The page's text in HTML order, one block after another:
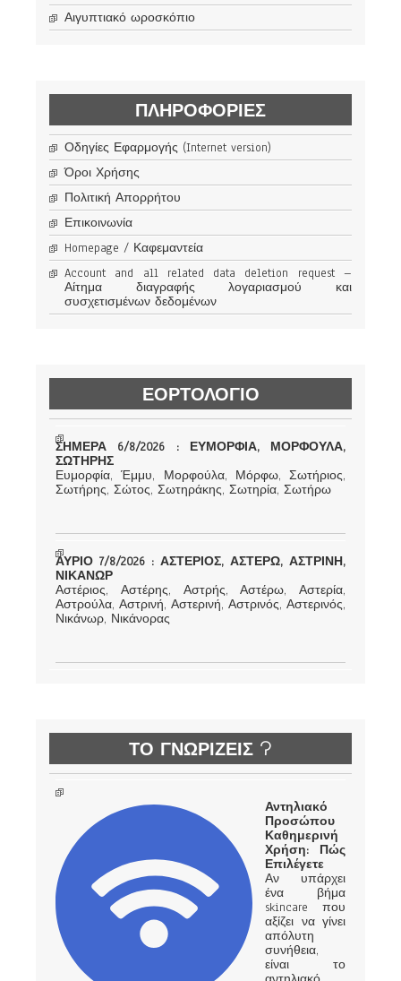
Αιγυπτιακό ωροσκόπιο
ΠΛΗΡΟΦΟΡΊΕΣ
Οδηγίες Εφαρμογής (Internet version)
Όροι Χρήσης
Πολιτική Απορρήτου
Επικοινωνία
Homepage / Καφεμαντεία
Account and all related data deletion request –
Αίτημα διαγραφής λογαριασμού και
συσχετισμένων δεδομένων
ΕΟΡΤΟΛΟΓΙΟ
ΣΗΜΕΡΑ 6/8/2026 : ΕΥΜΟΡΦΙΑ, ΜΟΡΦΟΥΛΑ,
ΣΩΤΗΡΗΣ
Ευμορφία, Έμμυ, Μορφούλα, Μόρφω, Σωτήριος,
Σωτήρης, Σώτος, Σωτηράκης, Σωτηρία, Σωτήρω
ΑΥΡΙΟ 7/8/2026 : ΑΣΤΕΡΙΟΣ, ΑΣΤΕΡΩ, ΑΣΤΡΙΝΗ,
ΝΙΚΑΝΩΡ
Αστέριος, Αστέρης, Αστρής, Αστέρω, Αστερία,
Αστρούλα, Αστρινή, Αστερινή, Αστρινός, Αστερινός,
Νικάνωρ, Νικάνορας
ΤΟ ΓΝΩΡΙΖΕΙΣ ?
Αντηλιακό
Προσώπου
Καθημερινή
Χρήση: Πώς
Επιλέγετε
Αν υπάρχει
ένα βήμα
skincare που
αξίζει να γίνει
απόλυτη
συνήθεια,
είναι το